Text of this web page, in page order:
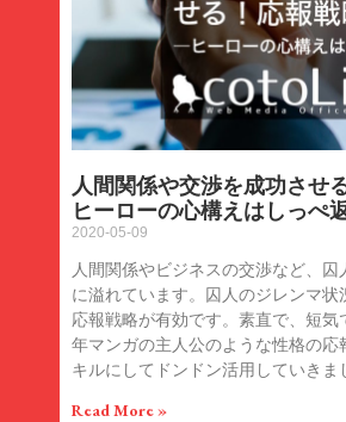
人間関係や交渉を成功させ
ヒーローの心構えはしっぺ
2020-05-09
人間関係やビジネスの交渉など、
に溢れています。囚人のジレンマ状
応報戦略が有効です。素直で、短
年マンガの主人公のような性格の応
キルにしてドンドン活用していきま
Read More »